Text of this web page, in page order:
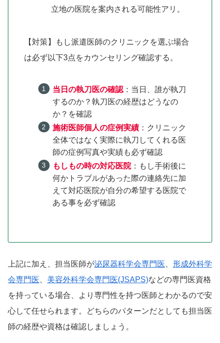
立地の医院を案内される可能性アリ。
【対策】もし派遣医師のクリニックを選ぶ場合
は必ず以下3点をカウンセリング確認する。
当日の執刀医の確認：当日、誰が執刀
するのか？執刀医の経歴はどうなの
か？を確認
施術医師個人の症例実績：クリニック
全体ではなく実際に執刀してくれる医
師の症例写真や実績も必ず確認
もしもの時の対応医院：もし手術後に
何かトラブルがあった際の連絡先に加
えて対応医院が自分の希望する医院で
ある事を必ず確認
上記に加え、担当医師が泌尿器科学会専門医
形成外科学
会専門医
美容外科学会専門医(JSAPS)などの専門医資格
を持っている場合、より専門性を持つ医師とわかるので安
心して任せられます。どちらのパターンだとしても担当医
師の経歴や資格は確認しましょう。